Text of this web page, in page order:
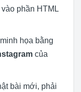
phần HTML
họa bằng
của
bài mới, phải